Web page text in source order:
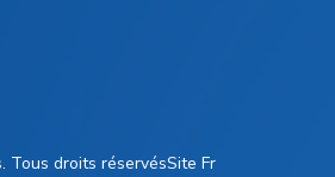
Tous droits réservésSite Fr